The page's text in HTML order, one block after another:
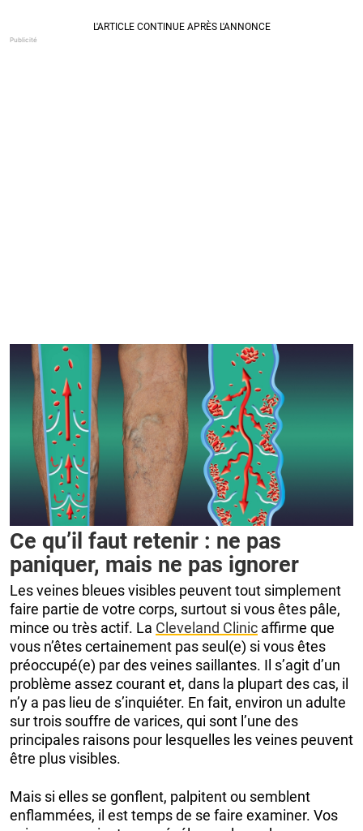
Ce qu’il faut retenir : ne pas
paniquer, mais ne pas ignorer
Les veines bleues visibles peuvent tout simplement
faire partie de votre corps, surtout si vous êtes pâle,
mince ou très actif. La Cleveland Clinic affirme que
vous n’êtes certainement pas seul(e) si vous êtes
préoccupé(e) par des veines saillantes. Il s’agit d’un
problème assez courant et, dans la plupart des cas, il
n’y a pas lieu de s’inquiéter. En fait, environ un adulte
sur trois souffre de varices, qui sont l’une des
principales raisons pour lesquelles les veines peuvent
être plus visibles.
Mais si elles se gonflent, palpitent ou semblent
enflammées, il est temps de se faire examiner. Vos